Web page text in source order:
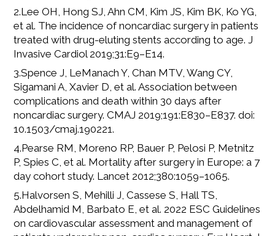
2.Lee OH, Hong SJ, Ahn CM, Kim JS, Kim BK, Ko YG,
et al. The incidence of noncardiac surgery in patients
treated with drug-eluting stents according to age. J
Invasive Cardiol 2019;31:E9–E14.
3.Spence J, LeManach Y, Chan MTV, Wang CY,
Sigamani A, Xavier D, et al. Association between
complications and death within 30 days after
noncardiac surgery. CMAJ 2019;191:E830–E837. doi:
10.1503/cmaj.190221.
4.Pearse RM, Moreno RP, Bauer P, Pelosi P, Metnitz
P, Spies C, et al. Mortality after surgery in Europe: a 7
day cohort study. Lancet 2012;380:1059–1065.
5.Halvorsen S, Mehilli J, Cassese S, Hall TS,
Abdelhamid M, Barbato E, et al. 2022 ESC Guidelines
on cardiovascular assessment and management of